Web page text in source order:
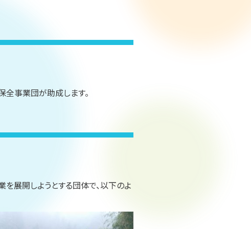
事業団が助成します。
展開しようとする団体で、以下のよ